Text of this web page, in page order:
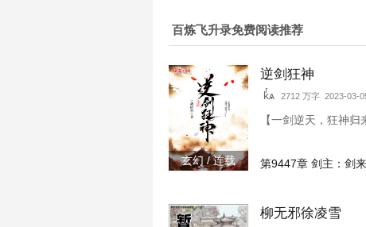
百炼飞升录免费阅读推荐
玄幻 / 连载
逆剑狂神
kͬѧ 2712 万字 2023-03-
【一剑逆天，狂神
第9447章 剑主：剑
柳无邪徐凌雪